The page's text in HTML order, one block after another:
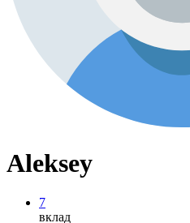
Aleksey
7
вклад